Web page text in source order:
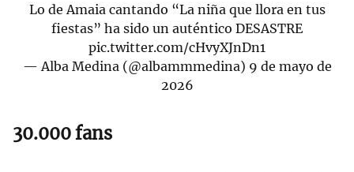
Lo de Amaia cantando “La niña que llora en tus
fiestas” ha sido un auténtico DESASTRE
pic.twitter.com/cHvyXJnDn1
— Alba Medina (@albammmedina) 9 de mayo de
2026
30.000 fans